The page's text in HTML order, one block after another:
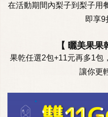
在活動期間內梨子到梨子用
即享9
【 曬美果果
果乾任選2包+11元再多1包
讓你更